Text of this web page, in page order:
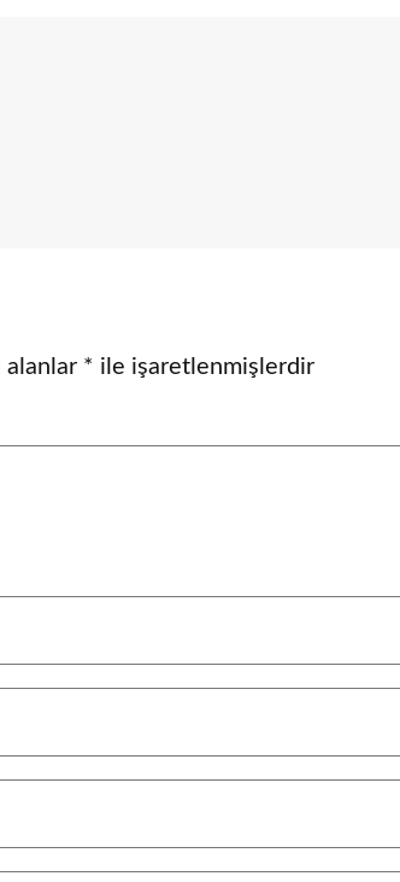
alanlar * ile işaretlenmişlerdir